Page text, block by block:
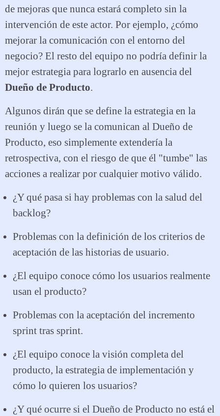
de mejoras que nunca estará completo sin la
intervención de este actor. Por ejemplo, ¿cómo
mejorar la comunicación con el entorno del
negocio? El resto del equipo no podría definir la
mejor estrategia para lograrlo en ausencia del
Dueño de Producto.
Algunos dirán que se define la estrategia en la
reunión y luego se la comunican al Dueño de
Producto, eso simplemente extendería la
retrospectiva, con el riesgo de que él "tumbe" las
acciones a realizar por cualquier motivo válido.
¿Y qué pasa si hay problemas con la salud del
backlog?
Problemas con la definición de los criterios de
aceptación de las historias de usuario.
¿El equipo conoce cómo los usuarios realmente
usan el producto?
Problemas con la aceptación del incremento
sprint tras sprint.
¿El equipo conoce la visión completa del
producto, la estrategia de implementación y
cómo lo quieren los usuarios?
¿Y qué ocurre si el Dueño de Producto no está el